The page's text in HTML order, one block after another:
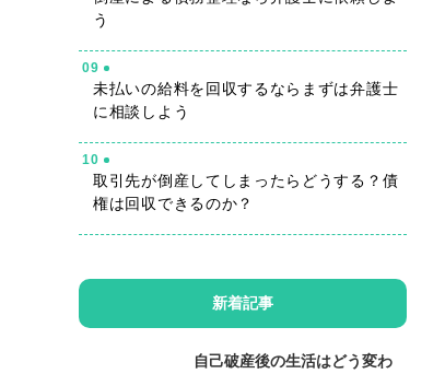
う
09
未払いの給料を回収するならまずは弁護士
に相談しよう
10
取引先が倒産してしまったらどうする？債
権は回収できるのか？
新着記事
自己破産後の生活はどう変わ